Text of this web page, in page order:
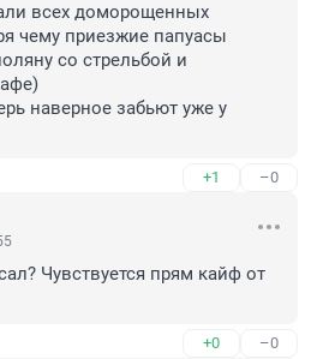
всех доморощенных
чему приезжие папуасы
со стрельбой и
наверное забьют уже у
+1 –0
Чувствуется прям кайф от
+0 –0